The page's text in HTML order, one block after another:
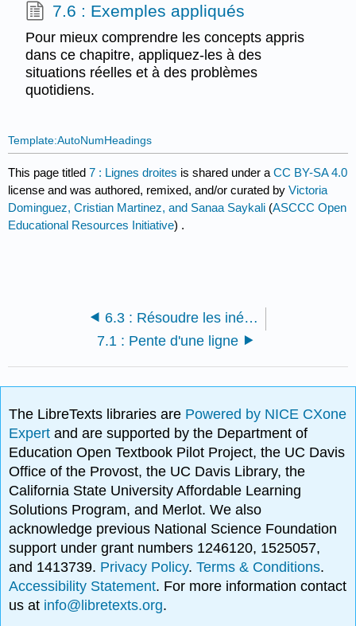
7.6 : Exemples appliqués
Pour mieux comprendre les concepts appris
dans ce chapitre, appliquez-les à des
situations réelles et à des problèmes
quotidiens.
Template:AutoNumHeadings
This page titled7 : Lignes droites is shared under aCC BY-SA 4.0
license and was authored, remixed, and/or curated byVictoria
Dominguez, Cristian Martinez, and Sanaa Saykali (ASCCC Open
Educational Resources Initiative) .
6.3 : Résoudre les inégalités de valeurs absolues et écrire les réponses en notation par intervalles
7.1 : Pente d'une ligne
The LibreTexts libraries are Powered by NICE CXone
Expertand are supported by the Department of
Education Open Textbook Pilot Project, the UC Davis
Office of the Provost, the UC Davis Library, the
California State University Affordable Learning
Solutions Program, and Merlot. We also
acknowledge previous National Science Foundation
support under grant numbers 1246120, 1525057,
and 1413739. Privacy Policy.Terms & Conditions.
Accessibility Statement. For more information contact
us at info@libretexts.org.